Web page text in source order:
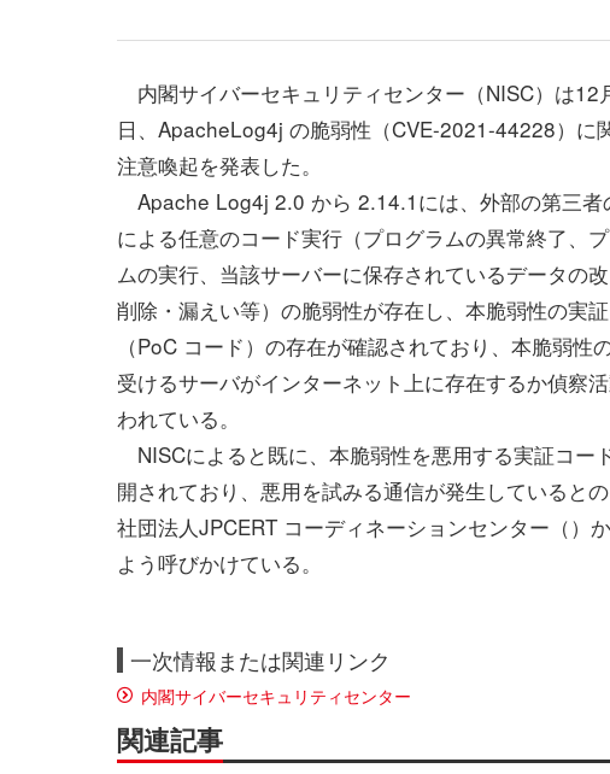
内閣サイバーセキュリティセンター（NISC）は12
日、ApacheLog4j の脆弱性（CVE-2021-44228）に
注意喚起を発表した。
Apache Log4j 2.0 から 2.14.1には、外部の第三者
による任意のコード実行（プログラムの異常終了、
ムの実行、当該サーバーに保存されているデータの改
削除・漏えい等）の脆弱性が存在し、本脆弱性の実
（PoC コード）の存在が確認されており、本脆弱性
受けるサーバがインターネット上に存在するか偵察
われている。
NISCによると既に、本脆弱性を悪用する実証コー
開されており、悪用を試みる通信が発生していると
社団法人JPCERT コーディネーションセンター（）
よう呼びかけている。
一次情報または関連リンク
内閣サイバーセキュリティセンター
関連記事